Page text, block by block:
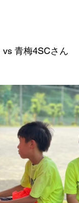
青梅4SCさん